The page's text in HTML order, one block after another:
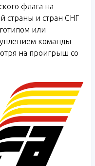
флага на
страны и стран СНГ
или
команды
на проигрыш со